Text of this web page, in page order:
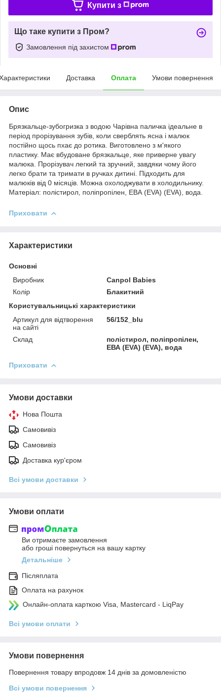
Купити з
Що таке купити з Пром?
Замовлення під захистом
Доставка Оплата Умови повернення
Опис
Брязкальце-зубогризка з водою Чарівна паличка ідеальне в
період прорізування зубів, коли сверблять ясна і малюк
постійно щось пхає до ротика. Виготовлено з м'якого
пластику. Має вбудоване брязкальце, яке приверне увагу
малюка. Прорізувач легкий та зручний, завдяки чому його
легко брати та тримати в ручках дитині. Підходить для
малюків від 0 місяців. Можна охолоджувати в холодильнику.
Матеріал: полістирол, поліпропілен, ЕВА (EVA) (EVA), вода.
Приховати
Характеристики
Основні
Виробник
Canpol Babies
Колір
Блакитний
Користувальницькі характеристики
Артикул для відтворення
на сайті
56/152_blu
Склад
полістирол, поліпропілен,
ЕВА (EVA) (EVA), вода
Приховати
Умови доставки
Нова Пошта
Самовивіз
Самовивіз
Доставка кур'єром
Всі умови доставки
Умови оплати
Ви отримаєте замовлення
або гроші повернуться на вашу картку
Детальніше
Післяплата
Оплата на рахунок
Онлайн-оплата карткою Visa, Mastercard - LiqPay
Всі умови оплати
Умови повернення
Повернення товару впродовж 14 днів за домовленістю
Всі умови повернення